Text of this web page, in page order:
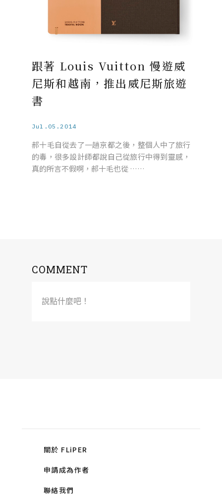
跟著 Louis Vuitton 慢遊威
尼斯和越南，推出威尼斯旅遊
書
Jul.05.2014
郝十毛自從去了一趟京都之後，整個人中了旅行
的毒，很多設計師都說自己從旅行中得到靈感，
真的所言不假啊，郝十毛也從 ……
COMMENT
說點什麼吧！
關於 FLiPER
申請成為作者
聯絡我們